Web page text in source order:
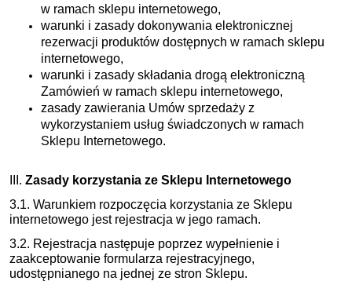
w ramach sklepu internetowego,
warunki i zasady dokonywania elektronicznej
rezerwacji produktów dostępnych w ramach sklepu
internetowego,
warunki i zasady składania drogą elektroniczną
Zamówień w ramach sklepu internetowego,
zasady zawierania Umów sprzedaży z
wykorzystaniem usług świadczonych w ramach
Sklepu Internetowego.
III. Zasady korzystania ze Sklepu Internetowego
3.1. Warunkiem rozpoczęcia korzystania ze Sklepu
internetowego jest rejestracja w jego ramach.
3.2. Rejestracja następuje poprzez wypełnienie i
zaakceptowanie formularza rejestracyjnego,
udostępnianego na jednej ze stron Sklepu.